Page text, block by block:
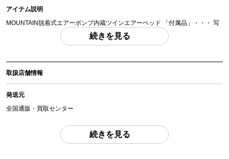
アイテム説明
MOUNTAIN脱着式エアーポンプ内蔵ツインエアーベッド 「付属品」・・・ 写
真のものがすべてになります。
(撮影、運搬備品は除く)
アイテム状態
中古：S（ほぼ新品・新古未使用品）
商品管理コード
続きを見る
取扱店舗情報
発送元
全国通販・買取センター
東京都江戸川区中葛西6-10-15 2F
続きを見る